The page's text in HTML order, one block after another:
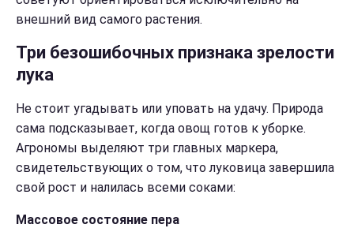
внешний вид самого растения.
Три безошибочных признака зрелости
лука
Не стоит угадывать или уповать на удачу. Природа
сама подсказывает, когда овощ готов к уборке.
Агрономы выделяют три главных маркера,
свидетельствующих о том, что луковица завершила
свой рост и налилась всеми соками:
Массовое состояние пера